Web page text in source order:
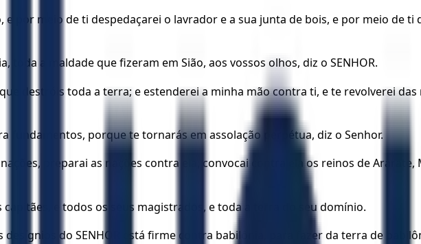
e por meio de ti despedaçarei o lavrador e a sua junta de bois, e por meio de ti
toda a maldade que fizeram em Sião, aos vossos olhos, diz o SENHOR.
destróis toda a terra; e estenderei a minha mão contra ti, e te revolverei
fundamentos, porque te tornarás em assolação perpétua, diz o Senhor.
preparai as nações contra ela, convocai contra ela os reinos de
capitães, e todos os seus magistrados, e toda a terra do seu domínio.
desígnios do SENHOR está firme contra babilônia, para fazer da terra de